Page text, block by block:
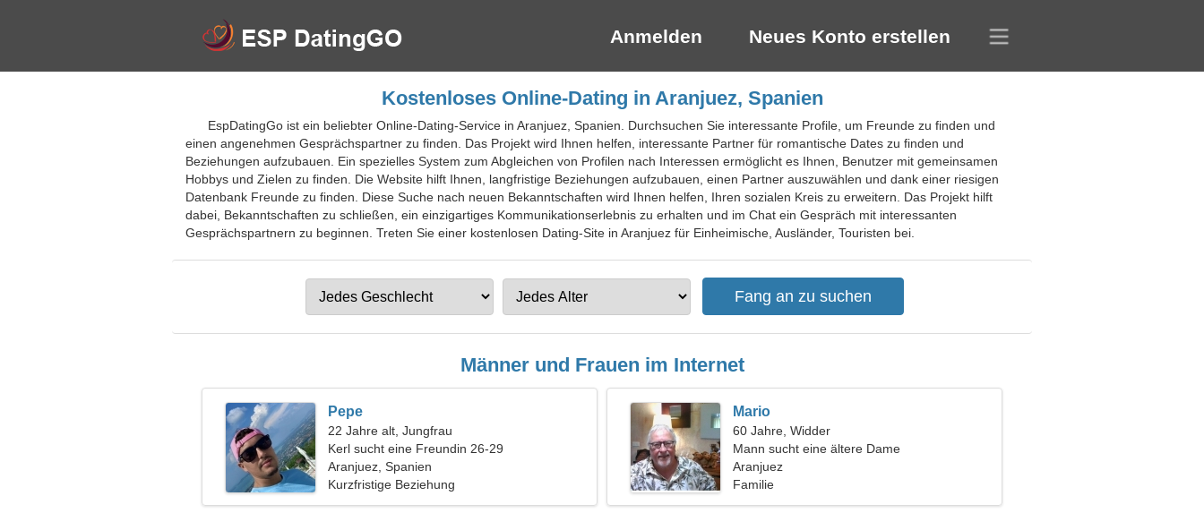
Anmelden Neues Konto erstellen
Kostenloses Online-Dating in Aranjuez, Spanien
EspDatingGo ist ein beliebter Online-Dating-Service in Aranjuez, Spanien. Durchsuchen Sie interessante Profile, um Freunde zu finden und
einen angenehmen Gesprächspartner zu finden. Das Projekt wird Ihnen helfen, interessante Partner für romantische Dates zu finden und
Beziehungen aufzubauen. Ein spezielles System zum Abgleichen von Profilen nach Interessen ermöglicht es Ihnen, Benutzer mit gemeinsamen
Hobbys und Zielen zu finden. Die Website hilft Ihnen, langfristige Beziehungen aufzubauen, einen Partner auszuwählen und dank einer riesigen
Datenbank Freunde zu finden. Diese Suche nach neuen Bekanntschaften wird Ihnen helfen, Ihren sozialen Kreis zu erweitern. Das Projekt hilft
dabei, Bekanntschaften zu schließen, ein einzigartiges Kommunikationserlebnis zu erhalten und im Chat ein Gespräch mit interessanten
Gesprächspartnern zu beginnen. Treten Sie einer kostenlosen Dating-Site in Aranjuez für Einheimische, Ausländer, Touristen bei.
Männer und Frauen im Internet
Pepe
22 Jahre alt, Jungfrau
Kerl sucht eine Freundin 26-29
Aranjuez, Spanien
Kurzfristige Beziehung
Mario
60 Jahre, Widder
Mann sucht eine ältere Dame
Aranjuez
Familie